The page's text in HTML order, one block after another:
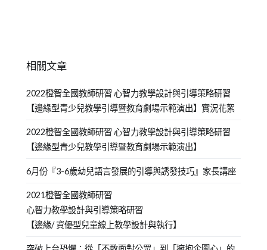
相關文章
2022橙智全國教師研習 心智力教學設計與引導策略研習
【邊緣型青少兒教學引導暨教育劇場示範演出】實況花絮
2022橙智全國教師研習 心智力教學設計與引導策略研習
【邊緣型青少兒教學引導暨教育劇場示範演出】
6月份『3-6歲幼兒語言發展的引導與誘發技巧』家長講座
2021橙智全國教師研習
心智力教學設計與引導策略研習
【邊緣/ 資優型兒童線上教學設計與執行】